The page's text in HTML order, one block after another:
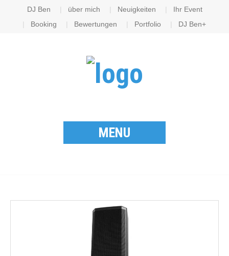
DJ Ben über mich Neuigkeiten
Ihr Event
Booking
Bewertungen Portfolio DJ Ben+
MENU